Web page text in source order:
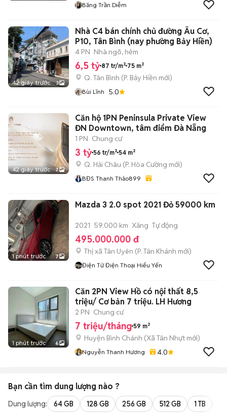
Băng Trần Diễm
42 giây trước 3
Nhà C4 bán chính chủ đường Âu Cơ,
P10, Tân Bình (nay phường Bảy Hiền)
4 PN Nhà ngõ, hẻm
6,5 tỷ 87 tr/m² 75 m²
Q. Tân Bình (P. Bảy Hiền mới)
Bùi Lĩnh 5.0
42 giây trước 7
Căn hộ 1PN Peninsula Private View
ĐN Downtown, tâm điểm Đà Nẵng
1 PN Chung cư
3 tỷ 56 tr/m² 54 m²
Q. Hải Châu (P. Hòa Cường mới)
BĐS Thanh Thảo899
1 phút trước 7
Mazda 3 2.0 spot 2021 Đỏ 59000 km
2021 59.000 km Xăng Tự động
495.000.000 đ
Thị xã Tân Uyên (P. Tân Khánh mới)
Điện Tử Điện Thoại Hiểu Yến
1 phút trước 6
Căn 2PN View Hồ có nội thất 8,5
triệu/ Cơ bản 7 triệu. LH Hương
2 PN Chung cư
7 triệu/tháng 59 m²
Huyện Bình Chánh (Xã Tân Nhựt mới)
Nguyễn Thanh Hương 4.0
Bạn cần tìm dung lượng nào ?
Dung lượng: 64 GB 128 GB 256 GB 512 GB 1 TB